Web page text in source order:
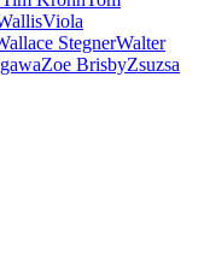
Viola
StegnerWalter
Zoe BrisbyZsuzsa